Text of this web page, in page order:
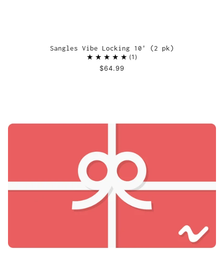
Sangles Vibe Locking 10' (2 pk)
1
$64.99